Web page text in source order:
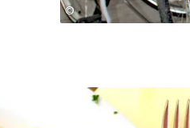
© LEO HIMSL,